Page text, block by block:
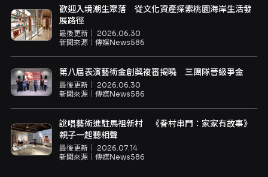
歡迎入境潮生聚落 從文化資產探索桃園海岸生活發
展路徑
最後更新｜ 2026.06.30
新聞來源｜ 傳媒News586
第八屆表演藝術金創獎複審揭曉 三團隊晉級爭金
最後更新｜ 2026.06.30
新聞來源｜ 傳媒News586
說唱藝術進駐馬祖新村 《眷村串門：家家有故事》
親子一起聽相聲
最後更新｜ 2026.07.14
新聞來源｜ 傳媒News586